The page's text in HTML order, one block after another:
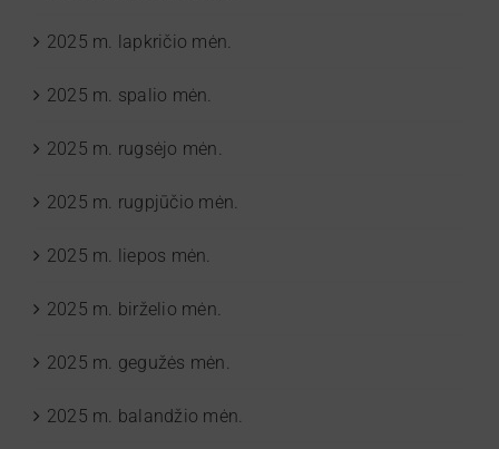
2025 m. lapkričio mėn.
2025 m. spalio mėn.
2025 m. rugsėjo mėn.
2025 m. rugpjūčio mėn.
2025 m. liepos mėn.
2025 m. birželio mėn.
2025 m. gegužės mėn.
2025 m. balandžio mėn.